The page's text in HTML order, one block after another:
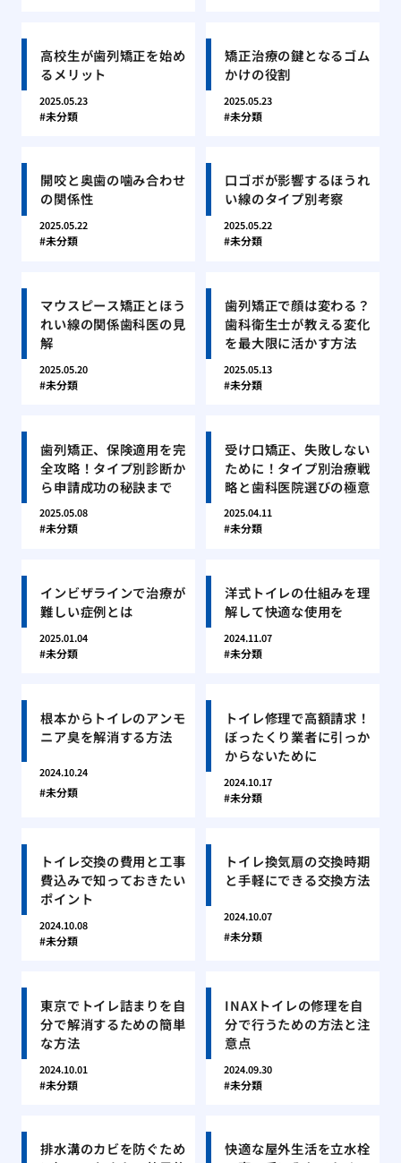
高校生が歯列矯正を始め
るメリット
2025.05.23
未分類
矯正治療の鍵となるゴム
かけの役割
2025.05.23
未分類
開咬と奥歯の噛み合わせ
の関係性
2025.05.22
未分類
口ゴボが影響するほうれ
い線のタイプ別考察
2025.05.22
未分類
マウスピース矯正とほう
れい線の関係歯科医の見
解
2025.05.20
未分類
歯列矯正で顔は変わる？
歯科衛生士が教える変化
を最大限に活かす方法
2025.05.13
未分類
歯列矯正、保険適用を完
全攻略！タイプ別診断か
ら申請成功の秘訣まで
2025.05.08
未分類
受け口矯正、失敗しない
ために！タイプ別治療戦
略と歯科医院選びの極意
2025.04.11
未分類
インビザラインで治療が
難しい症例とは
2025.01.04
未分類
洋式トイレの仕組みを理
解して快適な使用を
2024.11.07
未分類
根本からトイレのアンモ
ニア臭を解消する方法
2024.10.24
未分類
トイレ修理で高額請求！
ぼったくり業者に引っか
からないために
2024.10.17
未分類
トイレ交換の費用と工事
費込みで知っておきたい
ポイント
2024.10.08
未分類
トイレ換気扇の交換時期
と手軽にできる交換方法
2024.10.07
未分類
東京でトイレ詰まりを自
分で解消するための簡単
な方法
2024.10.01
未分類
INAXトイレの修理を自
分で行うための方法と注
意点
2024.09.30
未分類
排水溝のカビを防ぐため
快適な屋外生活を立水栓